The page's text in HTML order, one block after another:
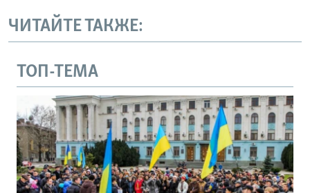
ЧИТАЙТЕ ТАКЖЕ:
ТОП-ТЕМА